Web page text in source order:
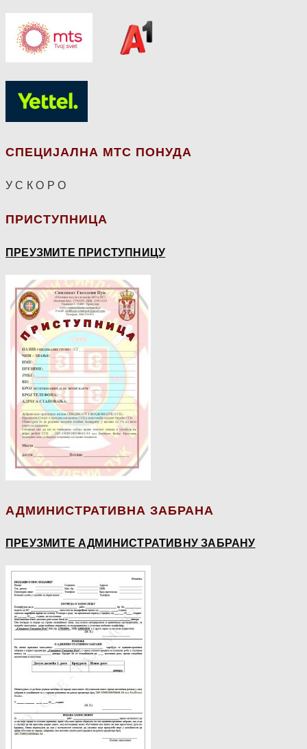
СПЕЦИЈАЛНА МТС ПОНУДА
У С К О Р О
ПРИСТУПНИЦА
ПРЕУЗМИТЕ ПРИСТУПНИЦУ
АДМИНИСТРАТИВНА ЗАБРАНА
ПРЕУЗМИТЕ АДМИНИСТРАТИВНУ ЗАБРАНУ